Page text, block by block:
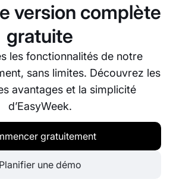
version complète
gratuite
les fonctionnalités de notre
sans limites. Découvrez les
avantages et la simplicité
d’EasyWeek.
gratuitement
Planifier une démo